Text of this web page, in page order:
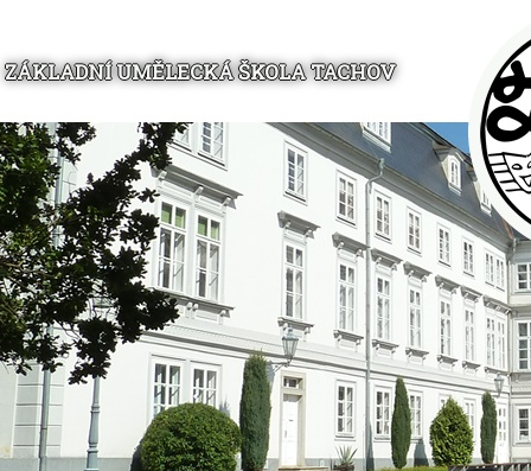
ZÁKLADNÍ UMĚLECKÁ ŠKOLA TACHOV